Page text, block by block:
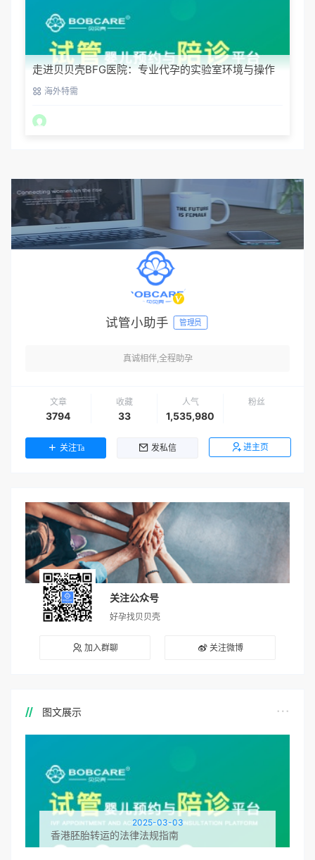
走进贝贝壳BFG医院：专业代孕的实验室环境与操作
流程海外特需
试管小助手 管理员
真诚相伴,全程助孕
文章
3794
收藏
33
人气
1,535,980
粉丝
关注Ta 发私信 进主页
关注公众号
好孕找贝贝壳
加入群聊 关注微博
图文展示
2025-03-03
香港胚胎转运的法律法规指南